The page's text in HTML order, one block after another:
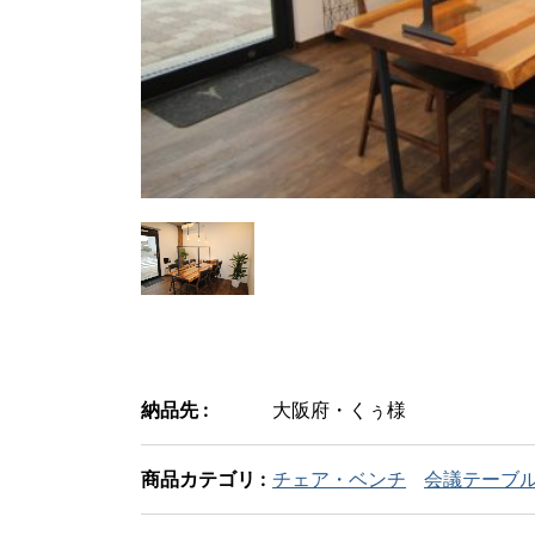
納品先 : 大阪府・くぅ様
商品カテゴリ : チェア・ベンチ 会議テーブ